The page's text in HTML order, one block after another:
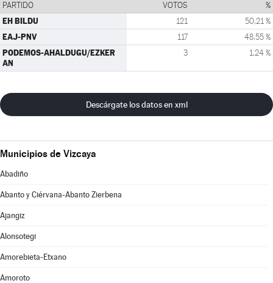
PARTIDO VOTOS %
EH BILDU 121 50,21 %
EAJ-PNV 117 48,55 %
PODEMOS-AHALDUGU/EZKER
AN
3 1,24 %
Descárgate los datos en xml
Municipios de Vizcaya
Abadiño
Abanto y Ciérvana-Abanto Zierbena
Ajangiz
Alonsotegi
Amorebieta-Etxano
Amoroto